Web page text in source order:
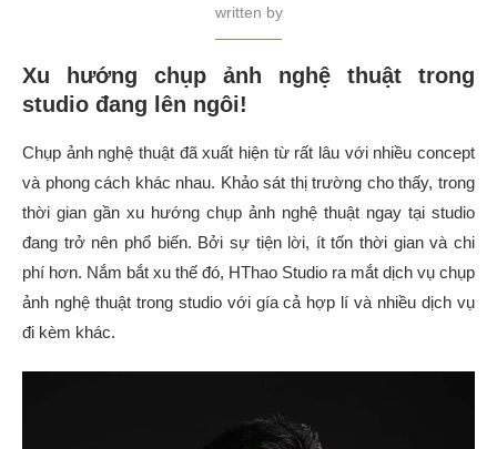
written by
Xu hướng chụp ảnh nghệ thuật trong
studio đang lên ngôi!
Chụp ảnh nghệ thuật đã xuất hiện từ rất lâu với nhiều concept
và phong cách khác nhau. Khảo sát thị trường cho thấy, trong
thời gian gần xu hướng chụp ảnh nghệ thuật ngay tại studio
đang trở nên phổ biến. Bởi sự tiện lời, ít tốn thời gian và chi
phí hơn. Nắm bắt xu thế đó, HThao Studio ra mắt dịch vụ chụp
ảnh nghệ thuật trong studio với gía cả hợp lí và nhiều dịch vụ
đi kèm khác.